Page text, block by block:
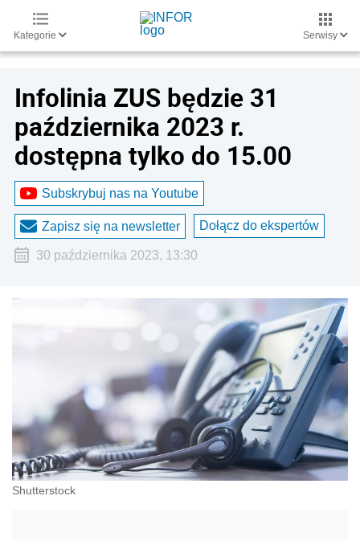
Kategorie Serwisy
Infolinia ZUS będzie 31
października 2023 r.
dostępna tylko do 15.00
Subskrybuj nas na Youtube
Zapisz się na newsletter Dołącz do ekspertów
30 października 2023, 13:30
Shutterstock